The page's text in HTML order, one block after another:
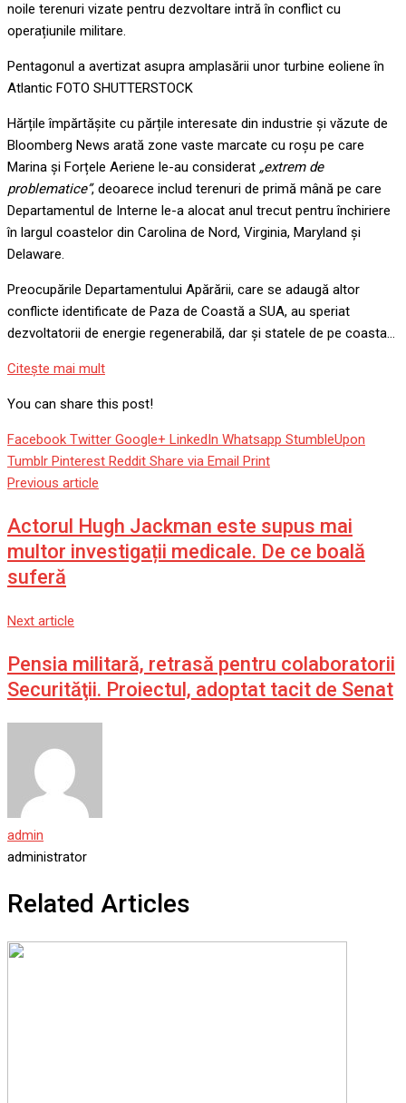
noile terenuri vizate pentru dezvoltare intră în conflict cu
operațiunile militare.
Pentagonul a avertizat asupra amplasării unor turbine eoliene în
Atlantic FOTO SHUTTERSTOCK
Hărțile împărtășite cu părțile interesate din industrie și văzute de
Bloomberg News arată zone vaste marcate cu roșu pe care
Marina și Forțele Aeriene le-au considerat „extrem de
problematice”, deoarece includ terenuri de primă mână pe care
Departamentul de Interne le-a alocat anul trecut pentru închiriere
în largul coastelor din Carolina de Nord, Virginia, Maryland și
Delaware.
Preocupările Departamentului Apărării, care se adaugă altor
conflicte identificate de Paza de Coastă a SUA, au speriat
dezvoltatorii de energie regenerabilă, dar și statele de pe coasta…
Citeşte mai mult
You can share this post!
Facebook Twitter Google+ LinkedIn Whatsapp StumbleUpon
Tumblr Pinterest Reddit Share via Email Print
Previous article
Actorul Hugh Jackman este supus mai
multor investigații medicale. De ce boală
suferă
Next article
Pensia militară, retrasă pentru colaboratorii
Securităţii. Proiectul, adoptat tacit de Senat
admin
administrator
Related Articles